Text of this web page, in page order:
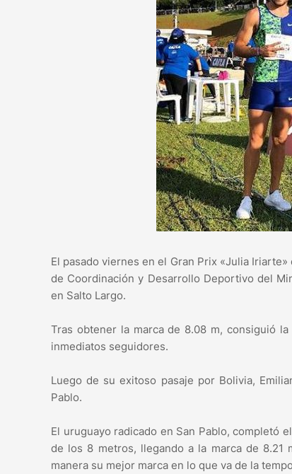
El pasado viernes en el Gran Prix «Julia
de Coordinación y Desarrollo Deportivo del
en Salto Largo.
Tras obtener la marca de 8.08 m, consiguió
inmediatos seguidores.
Luego de su exitoso pasaje por Bolivia,
Pablo.
El uruguayo radicado en San Pablo, completó
de los 8 metros, llegando a la marca de
manera su mejor marca en lo que va de la